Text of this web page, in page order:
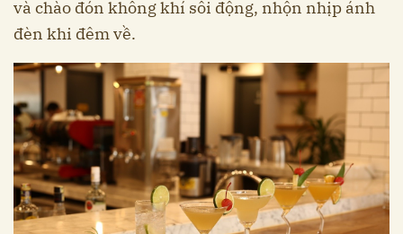
và chào đón không khí sôi động, nhộn nhịp ánh
đèn khi đêm về.